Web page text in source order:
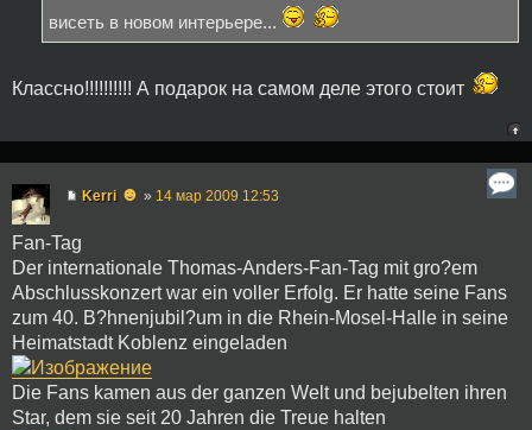
висеть в новом интерьере...
Классно!!!!!!!!!! А подарок на самом деле этого стоит
Kerri ☻ » 14 мар 2009 12:53
Fan-Tag
Der internationale Thomas-Anders-Fan-Tag mit gro?em
Abschlusskonzert war ein voller Erfolg. Er hatte seine Fans
zum 40. B?hnenjubil?um in die Rhein-Mosel-Halle in seine
Heimatstadt Koblenz eingeladen
Die Fans kamen aus der ganzen Welt und bejubelten ihren
Star, dem sie seit 20 Jahren die Treue halten